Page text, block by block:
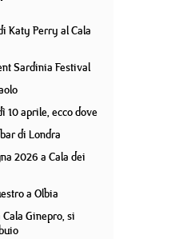
Katy Perry al Cala
Sardinia Festival
10 aprile, ecco dove
di Londra
2026 a Cala dei
a Olbia
Ginepro, si